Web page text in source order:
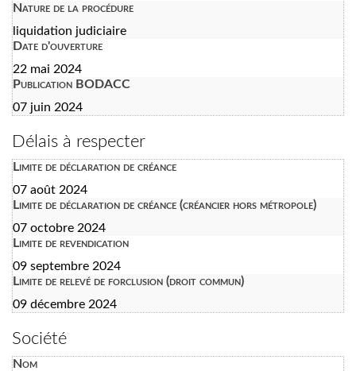
Nature de la procédure
liquidation judiciaire
Date d'ouverture
22 mai 2024
Publication BODACC
07 juin 2024
Délais à respecter
Limite de déclaration de créance
07 août 2024
Limite de déclaration de créance (créancier hors métropole)
07 octobre 2024
Limite de revendication
09 septembre 2024
Limite de relevé de forclusion (droit commun)
09 décembre 2024
Société
Nom